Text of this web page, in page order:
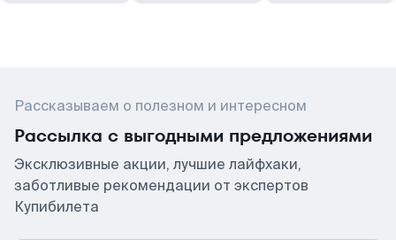
Рассказываем о полезном и интересном
Рассылка с выгодными предложениями
Эксклюзивные акции, лучшие лайфхаки,
заботливые рекомендации от экспертов
Купибилета